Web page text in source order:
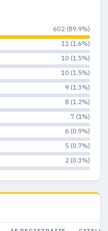
602 (89.9%)
11 (1.6%)
10 (1.5%)
10 (1.5%)
9 (1.3%)
8 (1.2%)
7 (1%)
6 (0.9%)
5 (0.7%)
2 (0.3%)